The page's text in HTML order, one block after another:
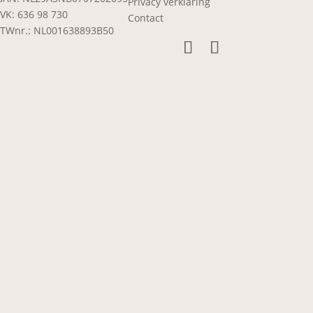
636 98 730
NL001638893B50
Contact